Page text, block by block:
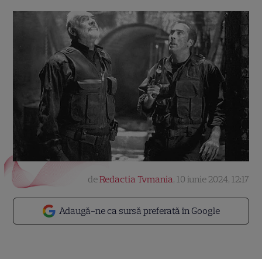
Adaugă-ne ca sursă preferată în Google
deRedactia Tvmania, 10 iunie 2024, 12:17